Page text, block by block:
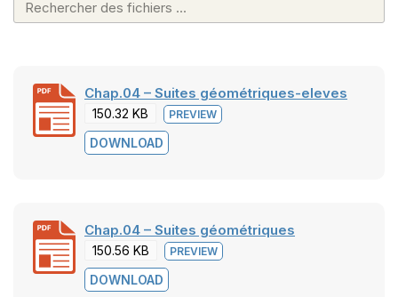
Chap.04 – Suites géométriques-eleves
150.32 KB PREVIEW
DOWNLOAD
Chap.04 – Suites géométriques
150.56 KB PREVIEW
DOWNLOAD